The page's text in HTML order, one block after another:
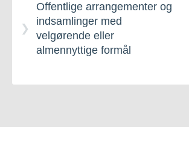
Offentlige arrangementer og
indsamlinger med
velgørende eller
almennyttige formål